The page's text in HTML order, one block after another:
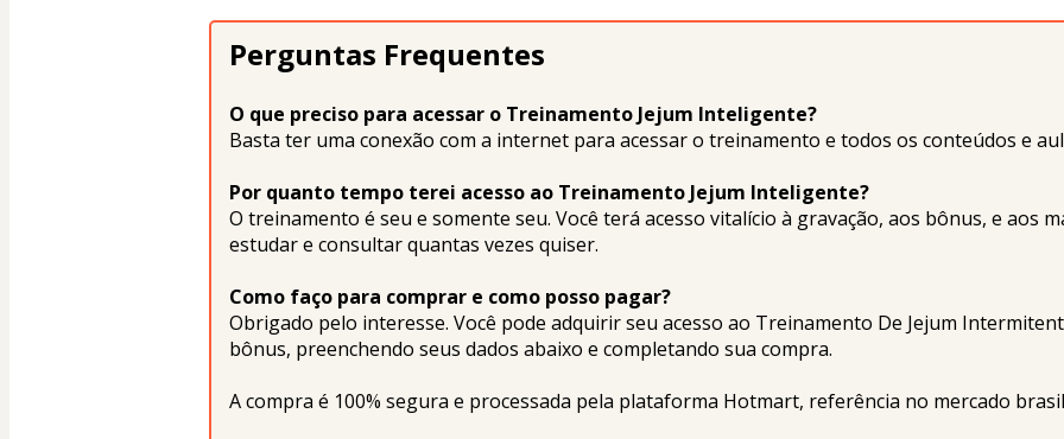
Perguntas Frequentes
O que preciso para acessar o Treinamento Jejum Inteligente?
Basta ter uma conexão com a internet para acessar o treinamento e todos os conteúdos e
Por quanto tempo terei acesso ao Treinamento Jejum Inteligente?
O treinamento é seu e somente seu. Você terá acesso vitalício à gravação, aos bônus, e aos
estudar e consultar quantas vezes quiser.
Como faço para comprar e como posso pagar?
Obrigado pelo interesse. Você pode adquirir seu acesso ao Treinamento De Jejum
bônus, preenchendo seus dados abaixo e completando sua compra.
A compra é 100% segura e processada pela plataforma Hotmart, referência no mercado